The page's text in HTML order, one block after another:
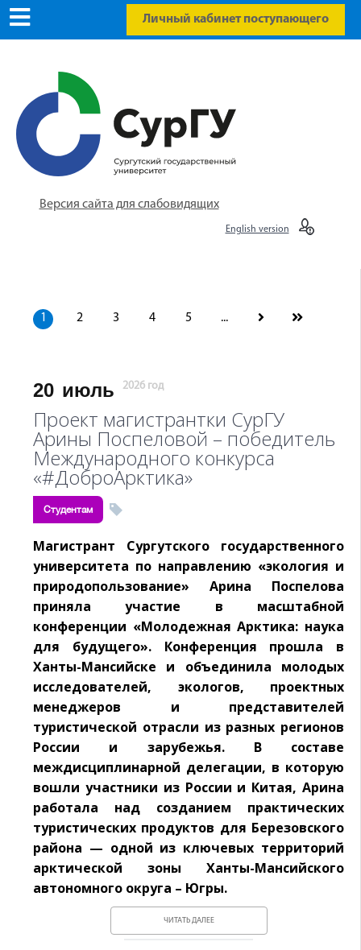
Личный кабинет поступающего
Версия сайта для слабовидящих
English version
1 2 3 4 5 ...
20 июль 2026 год
Проект магистрантки СурГУ
Арины Поспеловой – победитель
Международного конкурса
«#ДоброАрктика»
Студентам
Магистрант Сургутского государственного
университета по направлению «экология и
природопользование» Арина Поспелова
приняла участие в масштабной
конференции «Молодежная Арктика: наука
для будущего». Конференция прошла в
Ханты-Мансийске и объединила молодых
исследователей, экологов, проектных
менеджеров и представителей
туристической отрасли из разных регионов
России и зарубежья. В составе
междисциплинарной делегации, в которую
вошли участники из России и Китая, Арина
работала над созданием практических
туристических продуктов для Березовского
района — одной из ключевых территорий
арктической зоны Ханты-Мансийского
автономного округа – Югры.
ЧИТАТЬ ДАЛЕЕ